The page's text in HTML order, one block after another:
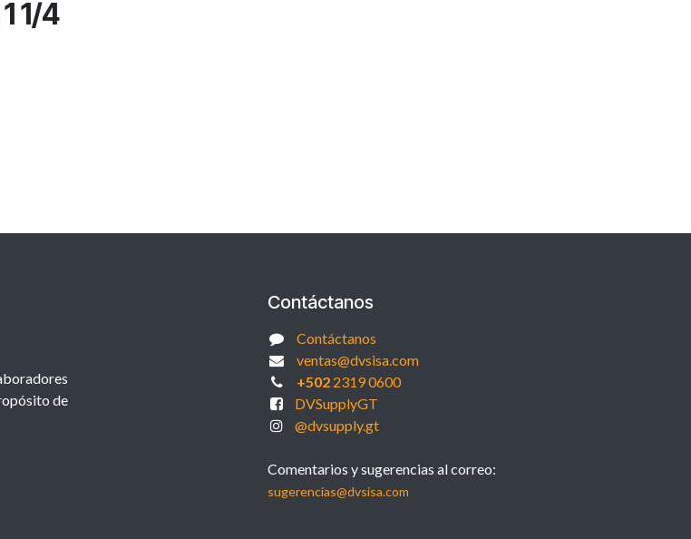
1/4
de
Contáctanos
Contáctanos
ventas@dvsisa.com
+5022319 0600
DVSupplyGT
@dvsupply.gt
Comentarios y sugerencias al correo:
sugerencias@dvsisa.com